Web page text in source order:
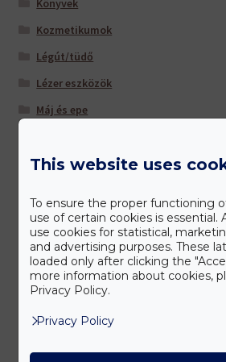
Könyvek
Kozmetikumok
Légút/tüdő
Lézer eszközök
Máj és epe
Nőknek
Szem/látás
Szív és érrendszer
Táplálkozás-Beállítás (TM) -hoz
Tisztítás és salaktalanítás
Úti patika
Várandósoknak
This website uses
To ensure the proper functioning
use of certain cookies is essential.
use cookies for statistical,
and advertising purposes. These
loaded only after clicking the
more information about cookies,
Privacy Policy.
Privacy Policy